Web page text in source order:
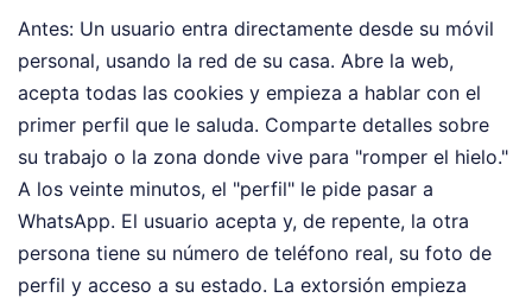
Antes: Un usuario entra directamente desde su móvil
personal, usando la red de su casa. Abre la web,
acepta todas las cookies y empieza a hablar con el
primer perfil que le saluda. Comparte detalles sobre
su trabajo o la zona donde vive para "romper el hielo."
A los veinte minutos, el "perfil" le pide pasar a
WhatsApp. El usuario acepta y, de repente, la otra
persona tiene su número de teléfono real, su foto de
perfil y acceso a su estado. La extorsión empieza